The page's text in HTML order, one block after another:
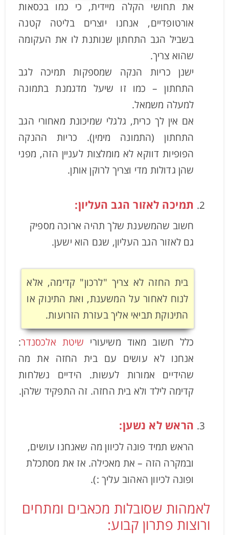
את תחושי הקלה מיידית, כי כמו בכסאות
אורטופדיים, אנחנו יוצרים בליטה קטנה
בשביל הגב התחתון שנותנת לו את העקומה
שהוא צריך.
ישנן כריות הנקה שמספקות תמיכה לגב
התחתון – כמו זו שיעל מדגמנת בתמונה
למעלה משמאל.
אם אין לך כרית, גלגלי שמיכונת מאחורי הגב
התחתון (התמונה מימין). כריות ההנקה
הפופיות דווקא לא מומלצות לעניין הזה, מפני
שהן גדולות מדי וצריך לרוקן אותן.
תמיכה לאזור הגב העליון:
חשוב שהמשענת שלך תהיה ארוכה מספיק
גם לאזור הגב העליון, שגם הוא ישען.
בית החזה לא צריך "לרכון" קדימה, אלא
לנוח לאחור על המשענת, ואת התינוק או
התינוקת תביאי אליך בעזרת הזרועות.
כלל חשוב מאוד משיעורי שיטת אלכסנדר:
אנחנו לא עושים עם בית החזה את מה
שהידיים אמורות לעשות. הידיים נשלחות
קדימה לילד ולא בית החזה. זה התפקיד שלהן.
הראש לא נשען:
הראש תמיד פונה לכיוון מה שאנחנו עושים,
ובמקרה הזה – את מאכילה. אז את מסתכלת
ופונה לכיוון האהוב עליך :).
לאמהות שסובלות מכאבים ומתחים
ורוצות פתרון קבוע: